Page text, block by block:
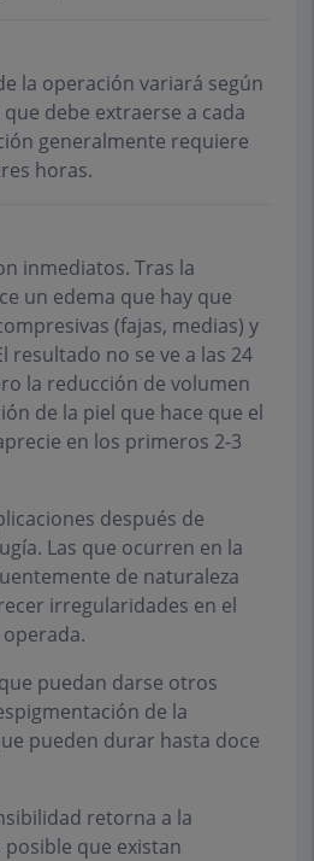
la operación variará según
debe extraerse a cada
generalmente requiere
horas.
inmediatos. Tras la
un edema que hay que
(fajas, medias) y
resultado no se ve a las 24
la reducción de volumen
de la piel que hace que el
en los primeros 2-3
después de
Las que ocurren en la
de naturaleza
irregularidades en el
puedan darse otros
de la
pueden durar hasta doce
retorna a la
que existan